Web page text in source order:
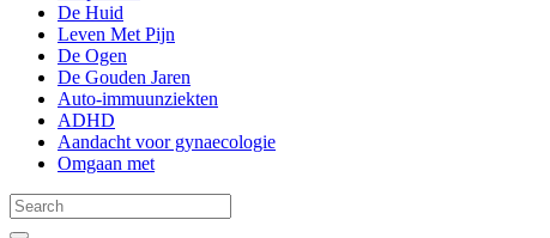
De Huid
Leven Met Pijn
De Ogen
De Gouden Jaren
Auto-immuunziekten
ADHD
Aandacht voor gynaecologie
Omgaan met